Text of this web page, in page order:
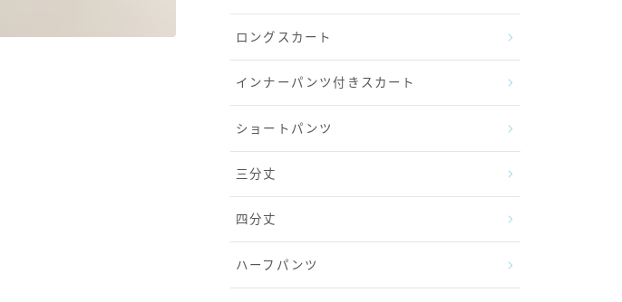
ロングスカート
インナーパンツ付きスカート
ショートパンツ
三分丈
四分丈
ハーフパンツ